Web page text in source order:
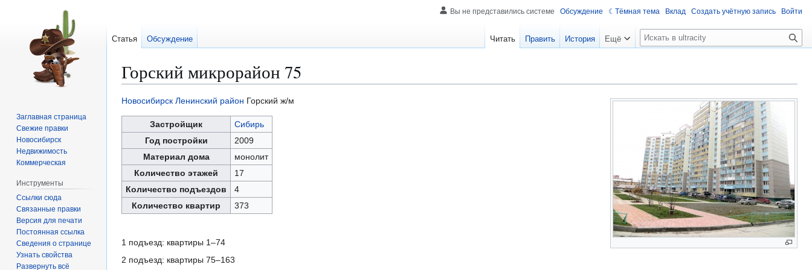
Горский микрорайон 75
навигации
поиску
Новосибирск Ленинский район Горский ж/м
Застройщик
Сибирь
Год постройки
2009
Материал дома
монолит
Количество этажей
17
Количество подъездов
4
Количество квартир
373
1 подъезд: квартиры 1–74
2 подъезд: квартиры 75–163
Вы не представились системе Обсуждение Тёмная тема Вклад Создать учётную запись Войти
Статья Обсуждение Читать Править История Ещё
П
о
к
Заглавная страница
Свежие правки
Новосибирск
Недвижимость
Коммерческая
Инструменты
Ссылки сюда
Связанные правки
Версия для печати
Постоянная ссылка
Сведения о странице
Узнать свойства
Развернуть всё